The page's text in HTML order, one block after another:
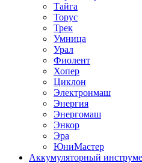
Тайга
Торус
Трек
Умница
Урал
Фиолент
Хопер
Циклон
Электронмаш
Энергия
Энергомаш
Энкор
Эра
ЮниМастер
Аккумуляторный